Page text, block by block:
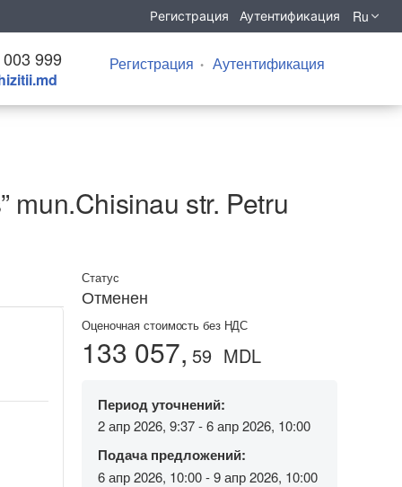
Регистрация Аутентификация Ru
999 Регистрация Аутентификация
mun.Chisinau str. Petru
Статус
Отменен
Оценочная стоимость без НДС
133 057, 59 MDL
Период уточнений:
2 апр 2026, 9:37 - 6 апр 2026, 10:00
Подача предложений:
6 апр 2026, 10:00 - 9 апр 2026, 10:00